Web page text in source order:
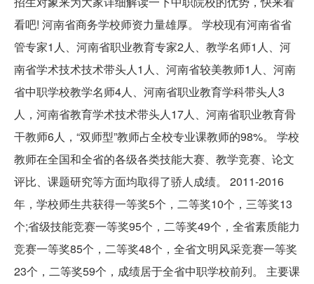
看吧! 河南省商务学校师资力量雄厚。 学校现有河南省省
管专家1人、河南省职业教育专家2人、教学名师1人、河
南省学术技术技术带头人1人、河南省较美教师1人、河南
省中职学校教学名师4人、河南省职业教育学科带头人3
人，河南省教育学术技术带头人17人、河南省职业教育骨
干教师6人，“双师型”教师占全校专业课教师的98%。 学校
教师在全国和全省的各级各类技能大赛、教学竞赛、论文
评比、课题研究等方面均取得了骄人成绩。 2011-2016
年，学校师生共获得一等奖5个，二等奖10个，三等奖13
个;省级技能竞赛一等奖95个，二等奖49个，全省素质能力
竞赛一等奖85个，二等奖48个，全省文明风采竞赛一等奖
23个，二等奖59个，成绩居于全省中职学校前列。 主要课